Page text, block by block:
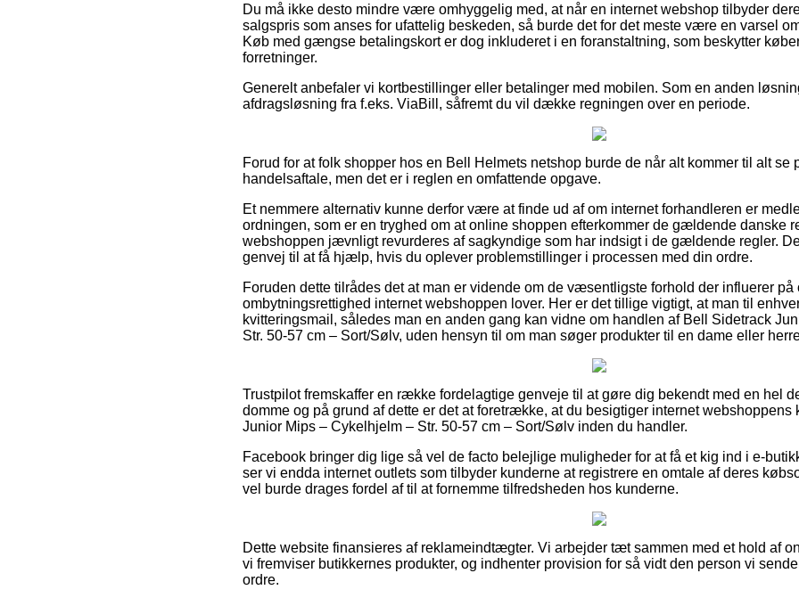
Du må ikke desto mindre være omhyggelig med, at når en internet webshop tilbyder
salgspris som anses for ufattelig beskeden, så burde det for det meste være en varsel
Køb med gængse betalingskort er dog inkluderet i en foranstaltning, som beskytter
forretninger.
Generelt anbefaler vi kortbestillinger eller betalinger med mobilen. Som en anden
afdragsløsning fra f.eks. ViaBill, såfremt du vil dække regningen over en periode.
Forud for at folk shopper hos en Bell Helmets netshop burde de når alt kommer til alt se
handelsaftale, men det er i reglen en omfattende opgave.
Et nemmere alternativ kunne derfor være at finde ud af om internet forhandleren er
ordningen, som er en tryghed om at online shoppen efterkommer de gældende danske
webshoppen jævnligt revurderes af sagkyndige som har indsigt i de gældende regler.
genvej til at få hjælp, hvis du oplever problemstillinger i processen med din ordre.
Foruden dette tilrådes det at man er vidende om de væsentligste forhold der influerer på
ombytningsrettighed internet webshoppen lover. Her er det tillige vigtigt, at man til
kvitteringsmail, således man en anden gang kan vidne om handlen af Bell Sidetrack
Str. 50-57 cm – Sort/Sølv, uden hensyn til om man søger produkter til en dame eller
Trustpilot fremskaffer en række fordelagtige genveje til at gøre dig bekendt med en hel
domme og på grund af dette er det at foretrække, at du besigtiger internet webshoppens
Junior Mips – Cykelhjelm – Str. 50-57 cm – Sort/Sølv inden du handler.
Facebook bringer dig lige så vel de facto belejlige muligheder for at få et kig ind i e-
ser vi endda internet outlets som tilbyder kunderne at registrere en omtale af deres
vel burde drages fordel af til at fornemme tilfredsheden hos kunderne.
Dette website finansieres af reklameindtægter. Vi arbejder tæt sammen med et hold af
vi fremviser butikkernes produkter, og indhenter provision for så vidt den person vi
ordre.